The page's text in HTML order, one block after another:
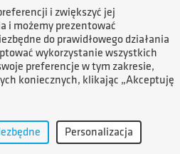
Stoczni.
wierzycieli
kwotę ok.
Wykonanie
S.A. z
S.A.
i zwiększyć jej
i możemy prezentować
do prawidłowego działania
wykorzystanie wszystkich
preferencje w tym zakresie,
koniecznych, klikając „Akceptuję
Personalizacja